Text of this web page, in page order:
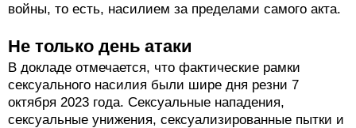
войны, то есть, насилием за пределами самого акта.
Не только день атаки
В докладе отмечается, что фактические рамки
сексуального насилия были шире дня резни 7
октября 2023 года. Сексуальные нападения,
сексуальные унижения, сексуализированные пытки и